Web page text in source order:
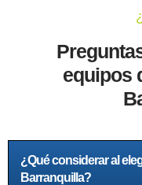
equipos
¿Qué considerar al
Barranquilla?